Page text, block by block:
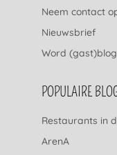
Neem contact
Nieuwsbrief
Word
POPULAIRE
Restaurants in
ArenA